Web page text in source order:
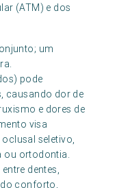
(ATM) e dos
um
pode
causando dor de
e dores de
visa
seletivo,
ou ortodontia.
dentes,
conforto,